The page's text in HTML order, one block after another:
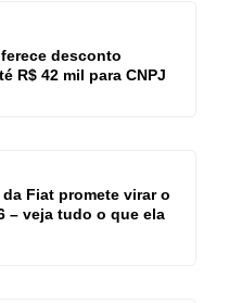
desconto
R$ 42 mil para CNPJ
Fiat promete virar o
– veja tudo o que ela